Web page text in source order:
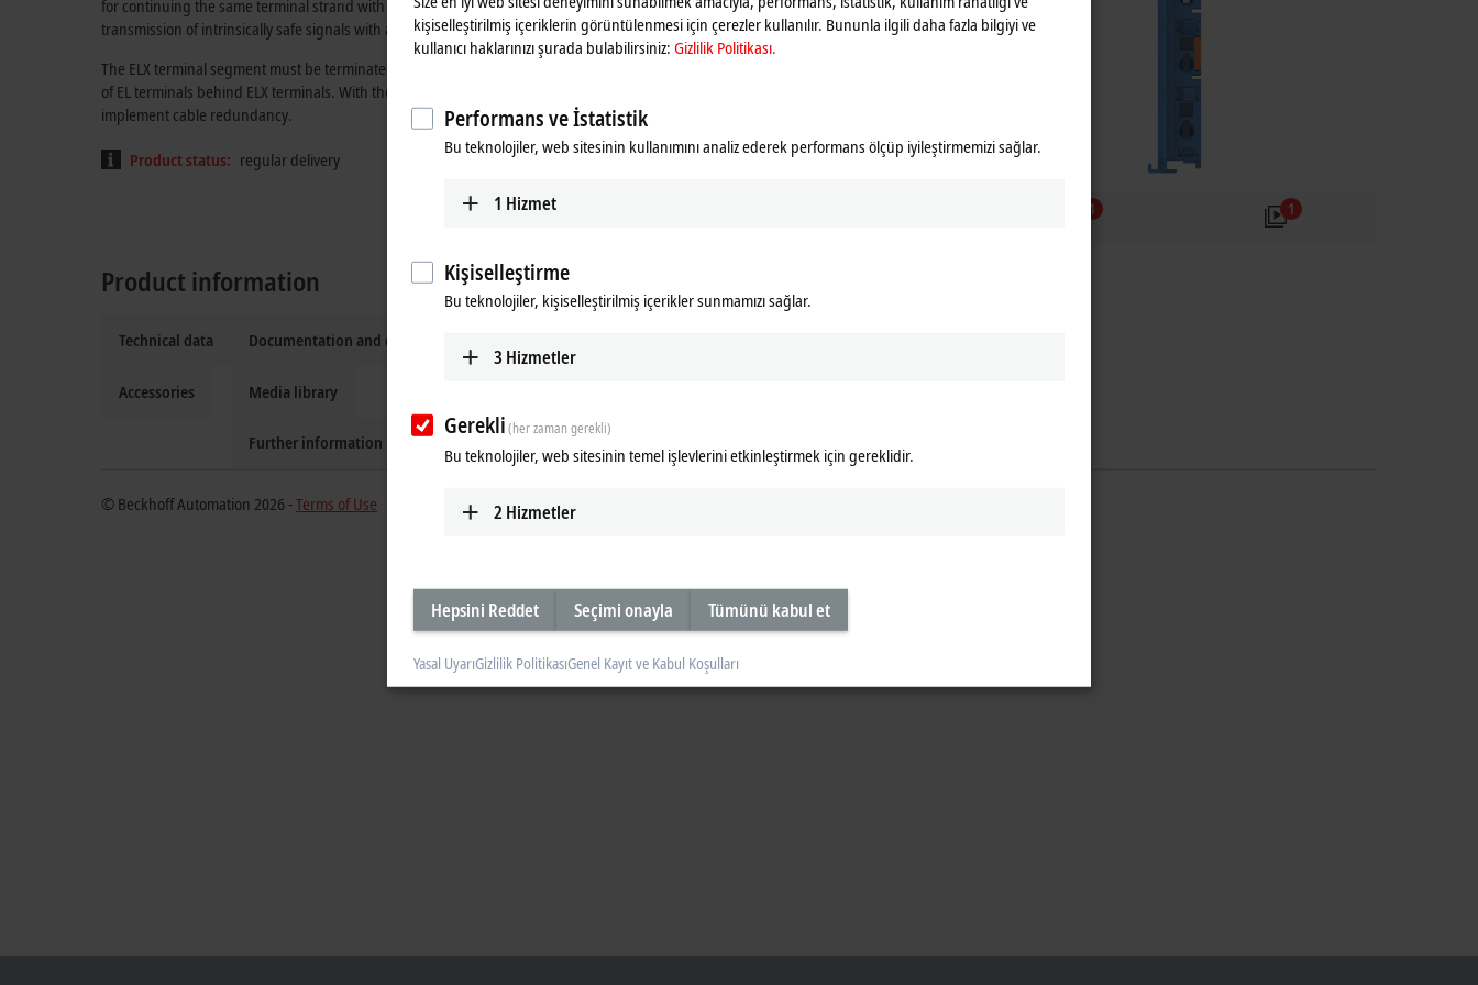
1 1
for continuing the same terminal strand with standard EtherCAT Terminals. In this way, it is possible to conveniently combine the
transmission of intrinsically safe signals with all features of the EtherCAT Terminals.
The ELX terminal segment must be terminated with one ELX9012, two ELX9410 or one EK1110. The use of two ELX9410 allows the use
of EL terminals behind ELX terminals. With the EK1110, the terminal segment can be continued via an
implement cable redundancy.
Product status: regular delivery
Product information
Technical data
Accessories
Documentation and downloads
Media library
Further information
© Beckhoff Automation 2026 -Terms of Use
kişiselleştirilmiş içeriklerin görüntülenmesi için çerezler kullanılır. Bununla ilgili daha fazla bilgiyi ve
kullanıcı haklarınızı şurada bulabilirsiniz: Gizlilik Politikası.
Performans ve İstatistik
Bu teknolojiler, web sitesinin kullanımını analiz ederek performans ölçüp iyileştirmemizi sağlar.
1 Hizmet
Kişiselleştirme
Bu teknolojiler, kişiselleştirilmiş içerikler sunmamızı sağlar.
3 Hizmetler
Gerekli(her zaman gerekli)
Bu teknolojiler, web sitesinin temel işlevlerini etkinleştirmek için gereklidir.
2 Hizmetler
Hepsini Reddet Seçimi onayla Tümünü kabul et
Yasal UyarıGizlilik PolitikasıGenel Kayıt ve Kabul Koşulları